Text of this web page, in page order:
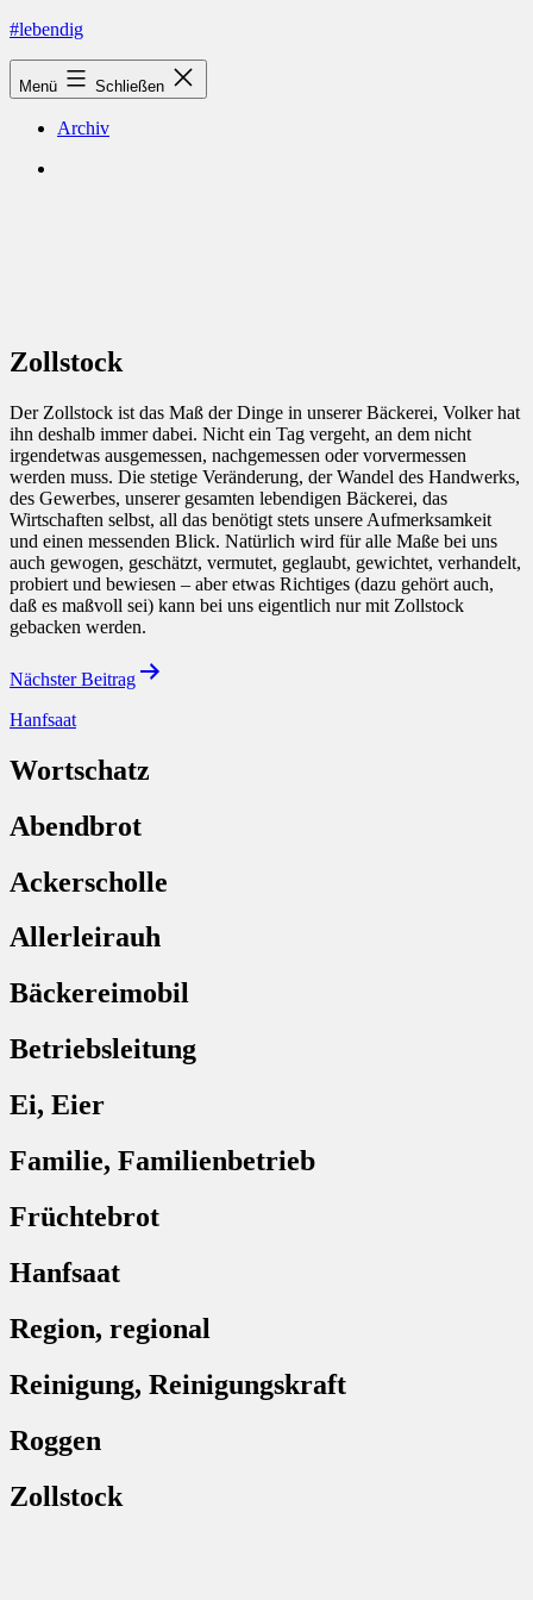
Zum
springen
#lebendig
Menü Schließen
Archiv
Zollstock
Der Zollstock ist das Maß der Dinge in unserer Bäckerei, Volker hat
ihn deshalb immer dabei. Nicht ein Tag vergeht, an dem nicht
irgendetwas ausgemessen, nachgemessen oder vorvermessen
werden muss. Die stetige Veränderung, der Wandel des Handwerks,
des Gewerbes, unserer gesamten lebendigen Bäckerei, das
Wirtschaften selbst, all das benötigt stets unsere Aufmerksamkeit
und einen messenden Blick. Natürlich wird für alle Maße bei uns
auch gewogen, geschätzt, vermutet, geglaubt, gewichtet, verhandelt,
probiert und bewiesen – aber etwas Richtiges (dazu gehört auch,
daß es maßvoll sei) kann bei uns eigentlich nur mit Zollstock
gebacken werden.
Beitragsnavigation
Nächster Beitrag
Hanfsaat
Wortschatz
Abendbrot
Ackerscholle
Allerleirauh
Bäckereimobil
Betriebsleitung
Ei, Eier
Familie, Familienbetrieb
Früchtebrot
Hanfsaat
Region, regional
Reinigung, Reinigungskraft
Roggen
Zollstock